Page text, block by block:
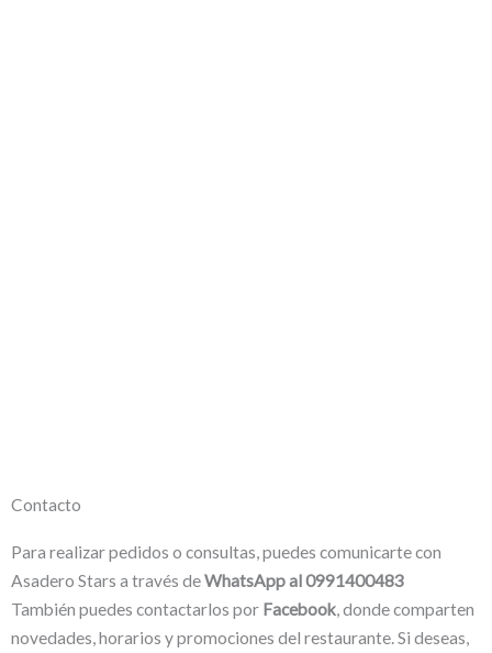
Contacto
Para realizar pedidos o consultas, puedes comunicarte con
Asadero Stars a través deWhatsApp al 0991400483
También puedes contactarlos por Facebook, donde comparten
novedades, horarios y promociones del restaurante. Si deseas,